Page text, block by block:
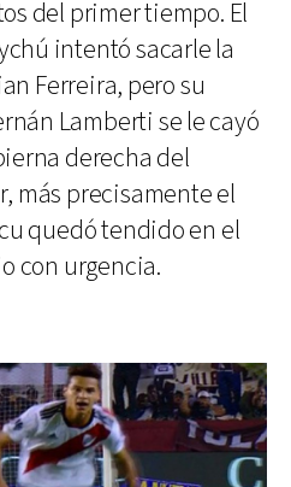
del primer tiempo. El
intentó sacarle la
Ferreira, pero su
Lamberti se le cayó
derecha del
más precisamente el
quedó tendido en el
con urgencia.